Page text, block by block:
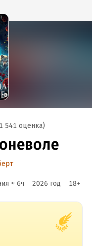
1 541 оценка)
≈ 6ч 2026 год 18+